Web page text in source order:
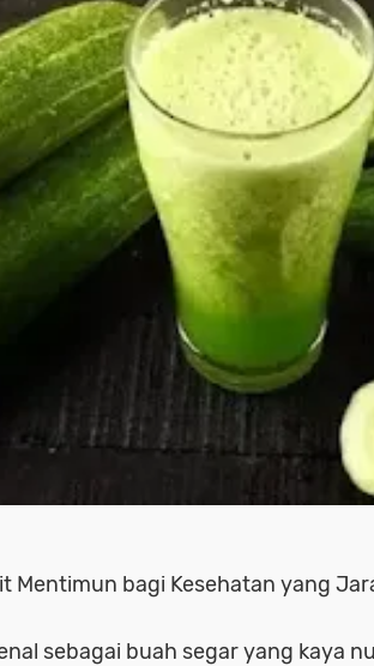
Mentimun bagi Kesehatan yang
sebagai buah segar yang kaya